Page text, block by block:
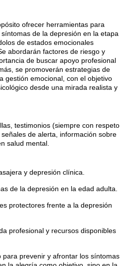
ofrecer herramientas para
de la depresión en la etapa
de estados emocionales
abordarán factores de riesgo y
de buscar apoyo profesional
se promoverán estrategias de
gestión emocional, con el objetivo
desde una mirada realista y
testimonios (siempre con respeto
de alerta, información sobre
salud mental.
y depresión clínica.
de la depresión en la edad adulta.
protectores frente a la depresión
profesional y recursos disponibles
para prevenir y afrontar los síntomas